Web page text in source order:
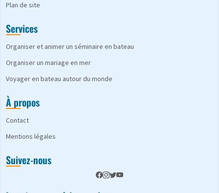
Plan de site
Services
Organiser et animer un séminaire en bateau
Organiser un mariage en mer
Voyager en bateau autour du monde
À propos
Contact
Mentions légales
Suivez-nous